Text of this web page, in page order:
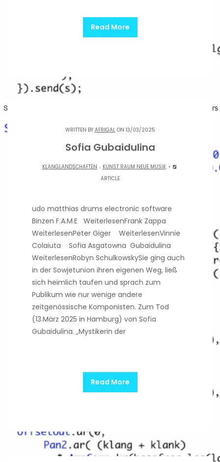
Read More
WRITTEN BY AFRIGALON 13/03/2025
Sofia Gubaidulina
KLANGLANDSCHAFTEN . KUNST RAUM NEUE MUSIK
ARTICLE
udo matthias drums electronic software
Binzen F.A.M.E WeiterlesenFrank Zappa
WeiterlesenPeter Giger WeiterlesenVinnie
Colaiuta Sofia Asgatowna Gubaidulina
WeiterlesenRobyn SchulkowskySie ging auch
in der Sowjetunion ihren eigenen Weg, ließ
sich heimlich taufen und sprach zum
Publikum wie nur wenige andere
zeitgenössische Komponisten. Zum Tod
(13.März 2025 in Hamburg) von Sofia
Gubaidulina. „Mystikerin der
Read More